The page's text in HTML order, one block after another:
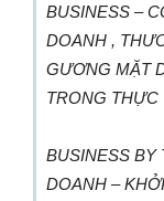
BUSINESS –
DOANH ,
GƯƠNG MẶT
TRONG THỰC
BUSINESS BY
DOANH –